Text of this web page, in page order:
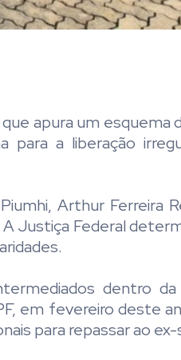
apura um esquema
a liberação
Arthur Ferreira
Justiça Federal
dentro da
em fevereiro deste
para repassar ao